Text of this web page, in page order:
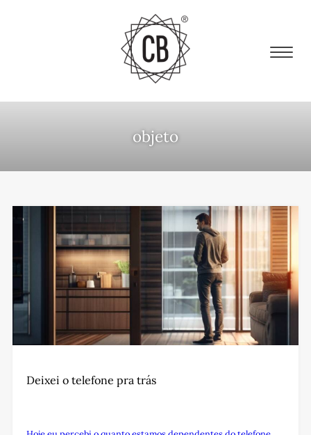
objeto
Deixei o telefone pra trás